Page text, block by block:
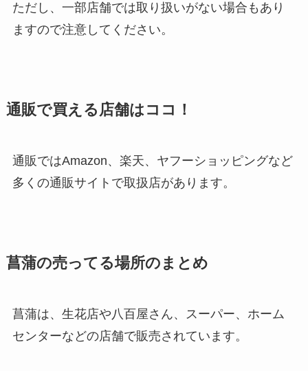
ただし、一部店舗では取り扱いがない場合もあり
ますので注意してください。
通販で買える店舗はココ！
通販ではAmazon、楽天、ヤフーショッピングなど
多くの通販サイトで取扱店があります。
菖蒲の売ってる場所のまとめ
菖蒲は、生花店や八百屋さん、スーパー、ホーム
センターなどの店舗で販売されています。